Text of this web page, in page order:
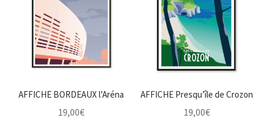
AFFICHE BORDEAUX l’Aréna
19,00€
AFFICHE Presqu’île de Crozon
19,00€